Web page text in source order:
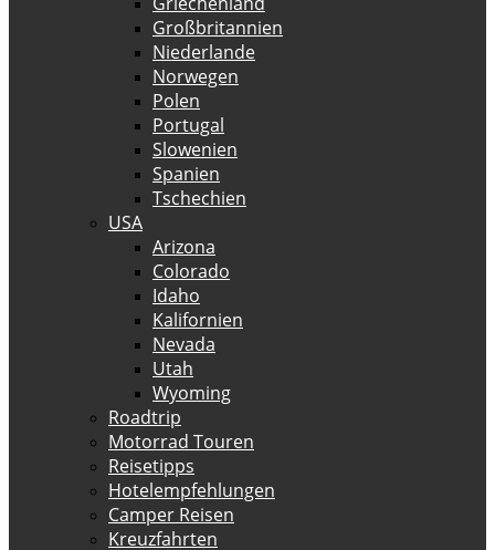
Großbritannien
Niederlande
Norwegen
Polen
Portugal
Slowenien
Spanien
Tschechien
USA
Arizona
Colorado
Idaho
Kalifornien
Nevada
Utah
Wyoming
Roadtrip
Motorrad Touren
Reisetipps
Hotelempfehlungen
Camper Reisen
Kreuzfahrten